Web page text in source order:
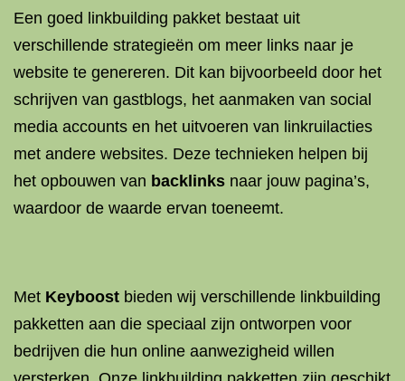
Een goed linkbuilding pakket bestaat uit
verschillende strategieën om meer links naar je
website te genereren. Dit kan bijvoorbeeld door het
schrijven van gastblogs, het aanmaken van social
media accounts en het uitvoeren van linkruilacties
met andere websites. Deze technieken helpen bij
het opbouwen van backlinks naar jouw pagina’s,
waardoor de waarde ervan toeneemt.
Met Keyboost bieden wij verschillende linkbuilding
pakketten aan die speciaal zijn ontworpen voor
bedrijven die hun online aanwezigheid willen